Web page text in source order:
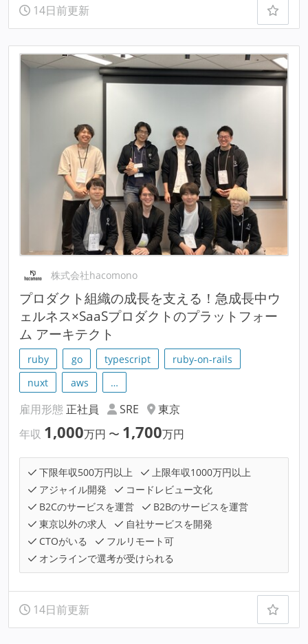
14日前更新
株式会社hacomono
プロダクト組織の成長を支える！急成長中ウ
ェルネス×SaaSプロダクトのプラットフォー
ム アーキテクト
ruby go typescript
ruby-on-rails
nuxt
aws …
雇用形態 正社員 SRE
東京
年収 1,000万円 〜 1,700万円
下限年収500万円以上
上限年収1000万円以上
アジャイル開発
コードレビュー文化
B2Cのサービスを運営
B2Bのサービスを運営
東京以外の求人
自社サービスを開発
CTOがいる
フルリモート可
オンラインで選考が受けられる
14日前更新